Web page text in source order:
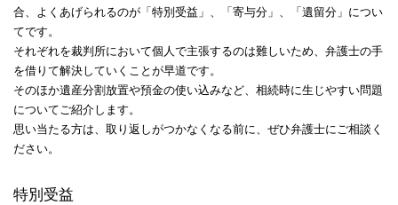
合、よくあげられるのが「特別受益」、「寄与分」、「遺留分」につい
てです。
それぞれを裁判所において個人で主張するのは難しいため、弁護士の手
を借りて解決していくことが早道です。
そのほか遺産分割放置や預金の使い込みなど、相続時に生じやすい問題
についてご紹介します。
思い当たる方は、取り返しがつかなくなる前に、ぜひ弁護士にご相談く
ださい。
特別受益